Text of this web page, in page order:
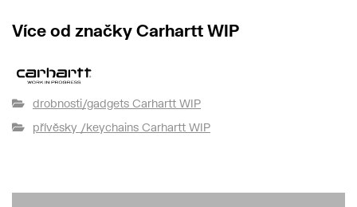
Více od značky Carhartt WIP
drobnosti/gadgets Carhartt WIP
přívěsky /keychains Carhartt WIP